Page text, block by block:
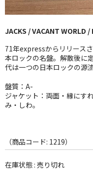
BLUE NOTE
JAZZ-EU
JAZZ-JP
J-POP
FOLK,SSW
JACKS / VACANT WORLD
71年expressからリリース
本ロックの名盤。解散後に
代は一つの日本ロックの源
盤質：A-
ジャケット：両面・縁にす
み・しわ。
（商品コード: 1219）
在庫状態 : 売り切れ